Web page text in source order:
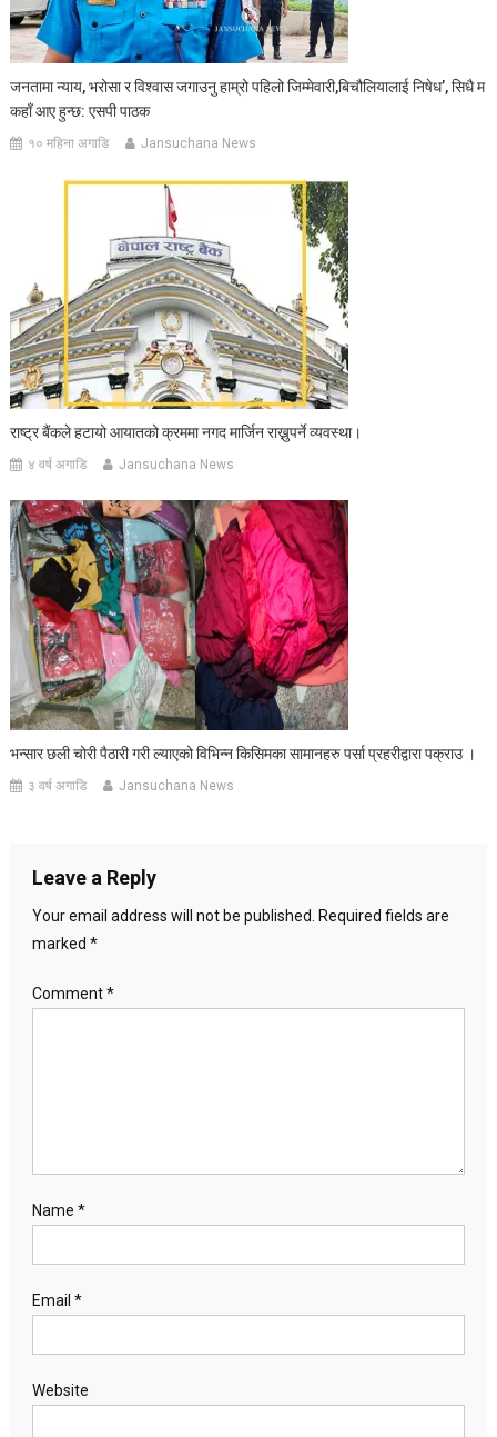
जनतामा न्याय, भरोसा र विश्वास जगाउनु हाम्रो पहिलो जिम्मेवारी,बिचौलियालाई निषेध’, सिधै म
कहाँ आए हुन्छ: एसपी पाठक
१० महिना अगाडि Jansuchana News
राष्ट्र बैंकले हटायो आयातको क्रममा नगद मार्जिन राख्नुपर्ने व्यवस्था।
४ वर्ष अगाडि Jansuchana News
भन्सार छली चोरी पैठारी गरी ल्याएको विभिन्न किसिमका सामानहरु पर्सा प्रहरीद्वारा पक्राउ ।
३ वर्ष अगाडि Jansuchana News
Leave a Reply
Your email address will not be published.
Required fields are
marked *
Comment*
Name *
Email *
Website